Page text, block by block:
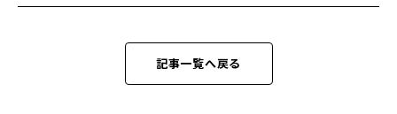
記事一覧へ戻る